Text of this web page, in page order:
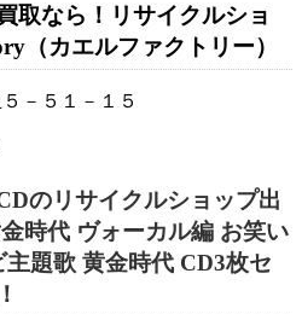
取なら！リサイクルショ
（カエルファクトリー）
－５１－１５
のリサイクルショップ出
時代 ヴォーカル編 お笑い
題歌 黄金時代 CD3枚セ